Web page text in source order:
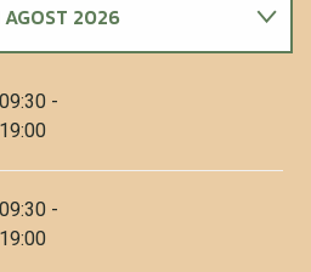
2026
2026
AGOST 2026
09:30 -
19:00
09:30 -
19:00